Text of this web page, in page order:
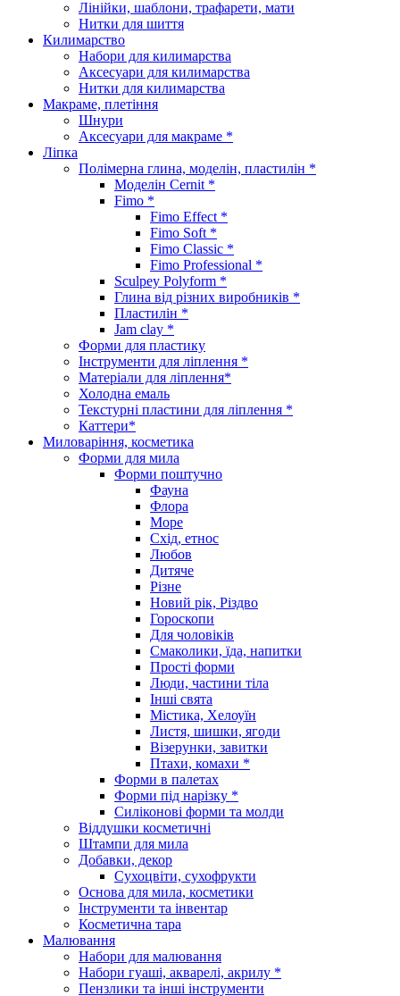
Лінійки, шаблони, трафарети, мати
Нитки для шиття
Килимарство
Набори для килимарства
Аксесуари для килимарства
Нитки для килимарства
Макраме, плетіння
Шнури
Аксесуари для макраме *
Ліпка
Полімерна глина, моделін, пластилін *
Моделін Cernit *
Fimo *
Fimo Effect *
Fimo Soft *
Fimo Classic *
Fimo Professional *
Sculpey Polyform *
Глина від різних виробників *
Пластилін *
Jam clay *
Форми для пластику
Інструменти для ліплення *
Матеріали для ліплення*
Холодна емаль
Текстурні пластини для ліплення *
Каттери*
Миловаріння, косметика
Форми для мила
Форми поштучно
Фауна
Флора
Море
Схід, етнос
Любов
Дитяче
Різне
Новий рік, Різдво
Гороскопи
Для чоловіків
Смаколики, їда, напитки
Прості форми
Люди, частини тіла
Інші свята
Містика, Хелоуїн
Листя, шишки, ягоди
Візерунки, завитки
Птахи, комахи *
Форми в палетах
Форми під нарізку *
Силіконові форми та молди
Віддушки косметичні
Штампи для мила
Добавки, декор
Сухоцвіти, сухофрукти
Основа для мила, косметики
Інструменти та інвентар
Косметична тара
Малювання
Набори для малювання
Набори гуаші, акварелі, акрилу *
Пензлики та інші інструменти